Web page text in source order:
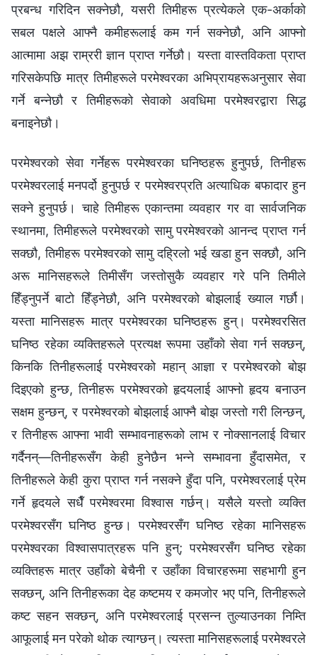
प्रबन्ध गरिदिन सक्नेछौ, यसरी तिमीहरू प्रत्येकले एक-अर्काको
सबल पक्षले आफ्नै कमीहरूलाई कम गर्न सक्नेछौ, अनि आफ्‍नो
आत्मामा अझ राम्ररी ज्ञान प्राप्त गर्नेछौ। यस्ता वास्तविकता प्राप्त
गरिसकेपछि मात्र तिमीहरूले परमेश्‍वरका अभिप्रायहरूअनुसार सेवा
गर्ने बन्नेछौ र तिमीहरूको सेवाको अवधिमा परमेश्‍वरद्वारा सिद्ध
बनाइनेछौ।
परमेश्‍वरको सेवा गर्नेहरू परमेश्‍वरका घनिष्ठहरू हुनुपर्छ, तिनीहरू
परमेश्‍वरलाई मनपर्दो हुनुपर्छ र परमेश्‍वरप्रति अत्याधिक बफादार हुन
सक्ने हुनुपर्छ। चाहे तिमीहरू एकान्तमा व्यवहार गर वा सार्वजनिक
स्थानमा, तिमीहरूले परमेश्‍वरको सामु परमेश्‍वरको आनन्द प्राप्त गर्न
सक्छौ, तिमीहरू परमेश्‍वरको सामु दह्रिलो भई खडा हुन सक्छौ, अनि
अरू मानिसहरूले तिमीसँग जस्तोसुकै व्यवहार गरे पनि तिमीले
हिँड्नुपर्ने बाटो हिँड्नेछौ, अनि परमेश्‍वरको बोझलाई ख्याल गर्छौ।
यस्ता मानिसहरू मात्र परमेश्‍वरका घनिष्ठहरू हुन्। परमेश्‍वरसित
घनिष्ठ रहेका व्यक्तिहरूले प्रत्यक्ष रूपमा उहाँको सेवा गर्न सक्छन्,
किनकि तिनीहरूलाई परमेश्‍वरको महान् आज्ञा र परमेश्‍वरको बोझ
दिइएको हुन्छ, तिनीहरू परमेश्‍वरको हृदयलाई आफ्नो हृदय बनाउन
सक्षम हुन्छन्, र परमेश्‍वरको बोझलाई आफ्नै बोझ जस्तो गरी लिन्छन्,
र तिनीहरू आफ्ना भावी सम्भावनाहरूको लाभ र नोक्सानलाई विचार
गर्दैनन्—तिनीहरूसँग केही हुनेछैन भन्ने सम्भावना हुँदासमेत, र
तिनीहरूले केही कुरा प्राप्त गर्न नसक्‍ने हुँदा पनि, परमेश्‍वरलाई प्रेम
गर्ने हृदयले सधैँ परमेश्‍वरमा विश्‍वास गर्छन्। यसैले यस्तो व्यक्ति
परमेश्‍वरसँग घनिष्ठ हुन्छ। परमेश्‍वरसँग घनिष्ठ रहेका मानिसहरू
परमेश्‍वरका विश्‍वासपात्रहरू पनि हुन्; परमेश्‍वरसँग घनिष्ठ रहेका
व्यक्तिहरू मात्र उहाँको बेचैनी र उहाँका विचारहरूमा सहभागी हुन
सक्छन्, अनि तिनीहरूका देह कष्टमय र कमजोर भए पनि, तिनीहरूले
कष्ट सहन सक्छन्, अनि परमेश्‍वरलाई प्रसन्न तुल्याउनका निम्ति
आफूलाई मन परेको थोक त्याग्छन्। त्यस्ता मानिसहरूलाई परमेश्‍वरले